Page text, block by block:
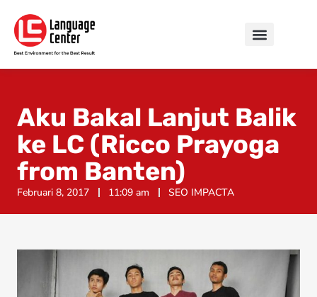
Aku Bakal Lanjut Balik
ke LC (Ricco Prayoga
from Banten)
Februari 8, 2017 11:09 am SEO IMPACTA